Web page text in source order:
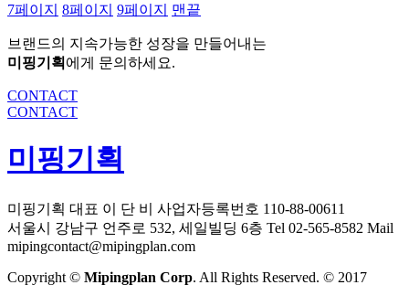
7페이지 8페이지 9페이지 맨끝
브랜드의 지속가능한 성장을 만들어내는
미핑기획 에게 문의하세요.
CONTACT
CONTACT
미핑기획
미핑기획 대표 이 단 비
사업자등록번호 110-88-00611
서울시 강남구 언주로 532, 세일빌딩 6층 Tel 02-565-8582 Mail
mipingcontact@mipingplan.com
Copyright © Mipingplan Corp. All Rights Reserved. © 2017